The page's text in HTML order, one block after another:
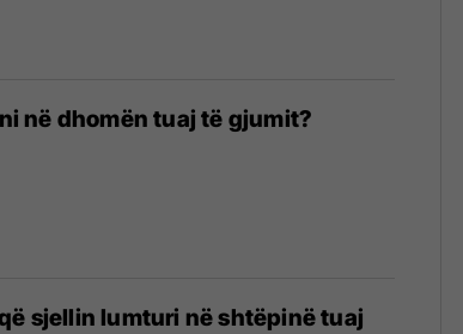
në dhomën tuaj të gjumit?
sjellin lumturi në shtëpinë tuaj